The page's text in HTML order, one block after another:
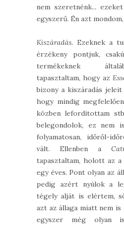
nem szeretnénk...
egyszerű. Én azt
Kiszáradás. Ezeknek a
érzékeny pontjuk,
termékeknek
tapasztaltam, hogy az
bizony a kiszáradás jeleit
hogy mindig
közben lefordítottam
belegondolok, ez nem
folyamatosan, időről-
vált. Ellenben a
tapasztaltam, holott az a
egy éves. Pont olyan az
pedig azért nyúlok a
tégely alját is elértem,
azt az állaga miatt nem is
egyszer még olyan